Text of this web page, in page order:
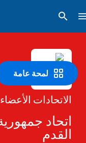
لمحة عامة
الاتحادات الأعضاء
القدم